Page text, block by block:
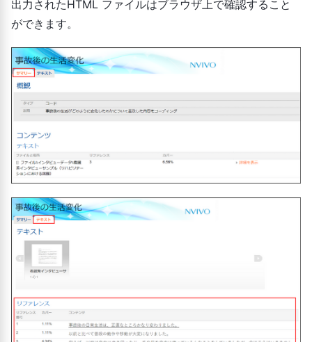
出力されたHTML ファイルはブラウザ上で確認すること
ができます。